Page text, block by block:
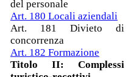
del personale
Art. 180 Locali aziendali
Art. 181 Divieto di
concorrenza
Art. 182 Formazione
Titolo II: Complessi